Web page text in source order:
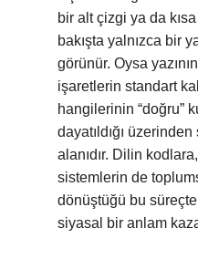
bir alt çizgi ya da
bakışta yalnızca bir
görünür. Oysa
işaretlerin standart
hangilerinin “doğru”
dayatıldığı
alanıdır. Dilin
sistemlerin de
dönüştüğü bu
siyasal bir anlam